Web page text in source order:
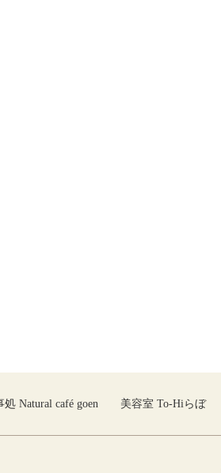
処 Natural café goen 美容室 To-Hiらぼ